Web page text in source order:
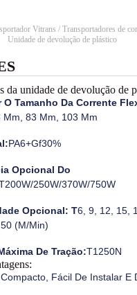
Vitrans / Transportadores de
Unidade de devolução de plástico
da unidade de devolução de
O Tamanho Da Corrente
Mm, 83 Mm, 103 Mm
PA6+Gf30%
Opcional Do
250W/370W/750W
Opcional: T6, 9, 12, 15,
(m/min)
De Tração:T1250N
Fácil De Instalar E